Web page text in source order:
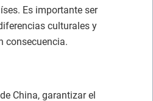
Es importante ser
culturales y
consecuencia.
China, garantizar el